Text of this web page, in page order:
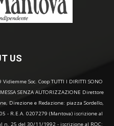
US
Soc. Coop TUTTI I DIRITTI SONO
SENZA AUTORIZZAZIONE Direttore
Direzione e Redazione: piazza Sordello,
- R.E.A. 0207279 (Mantova) iscrizione al
n. 25 del 30/11/1992 - iscrizione al ROC: